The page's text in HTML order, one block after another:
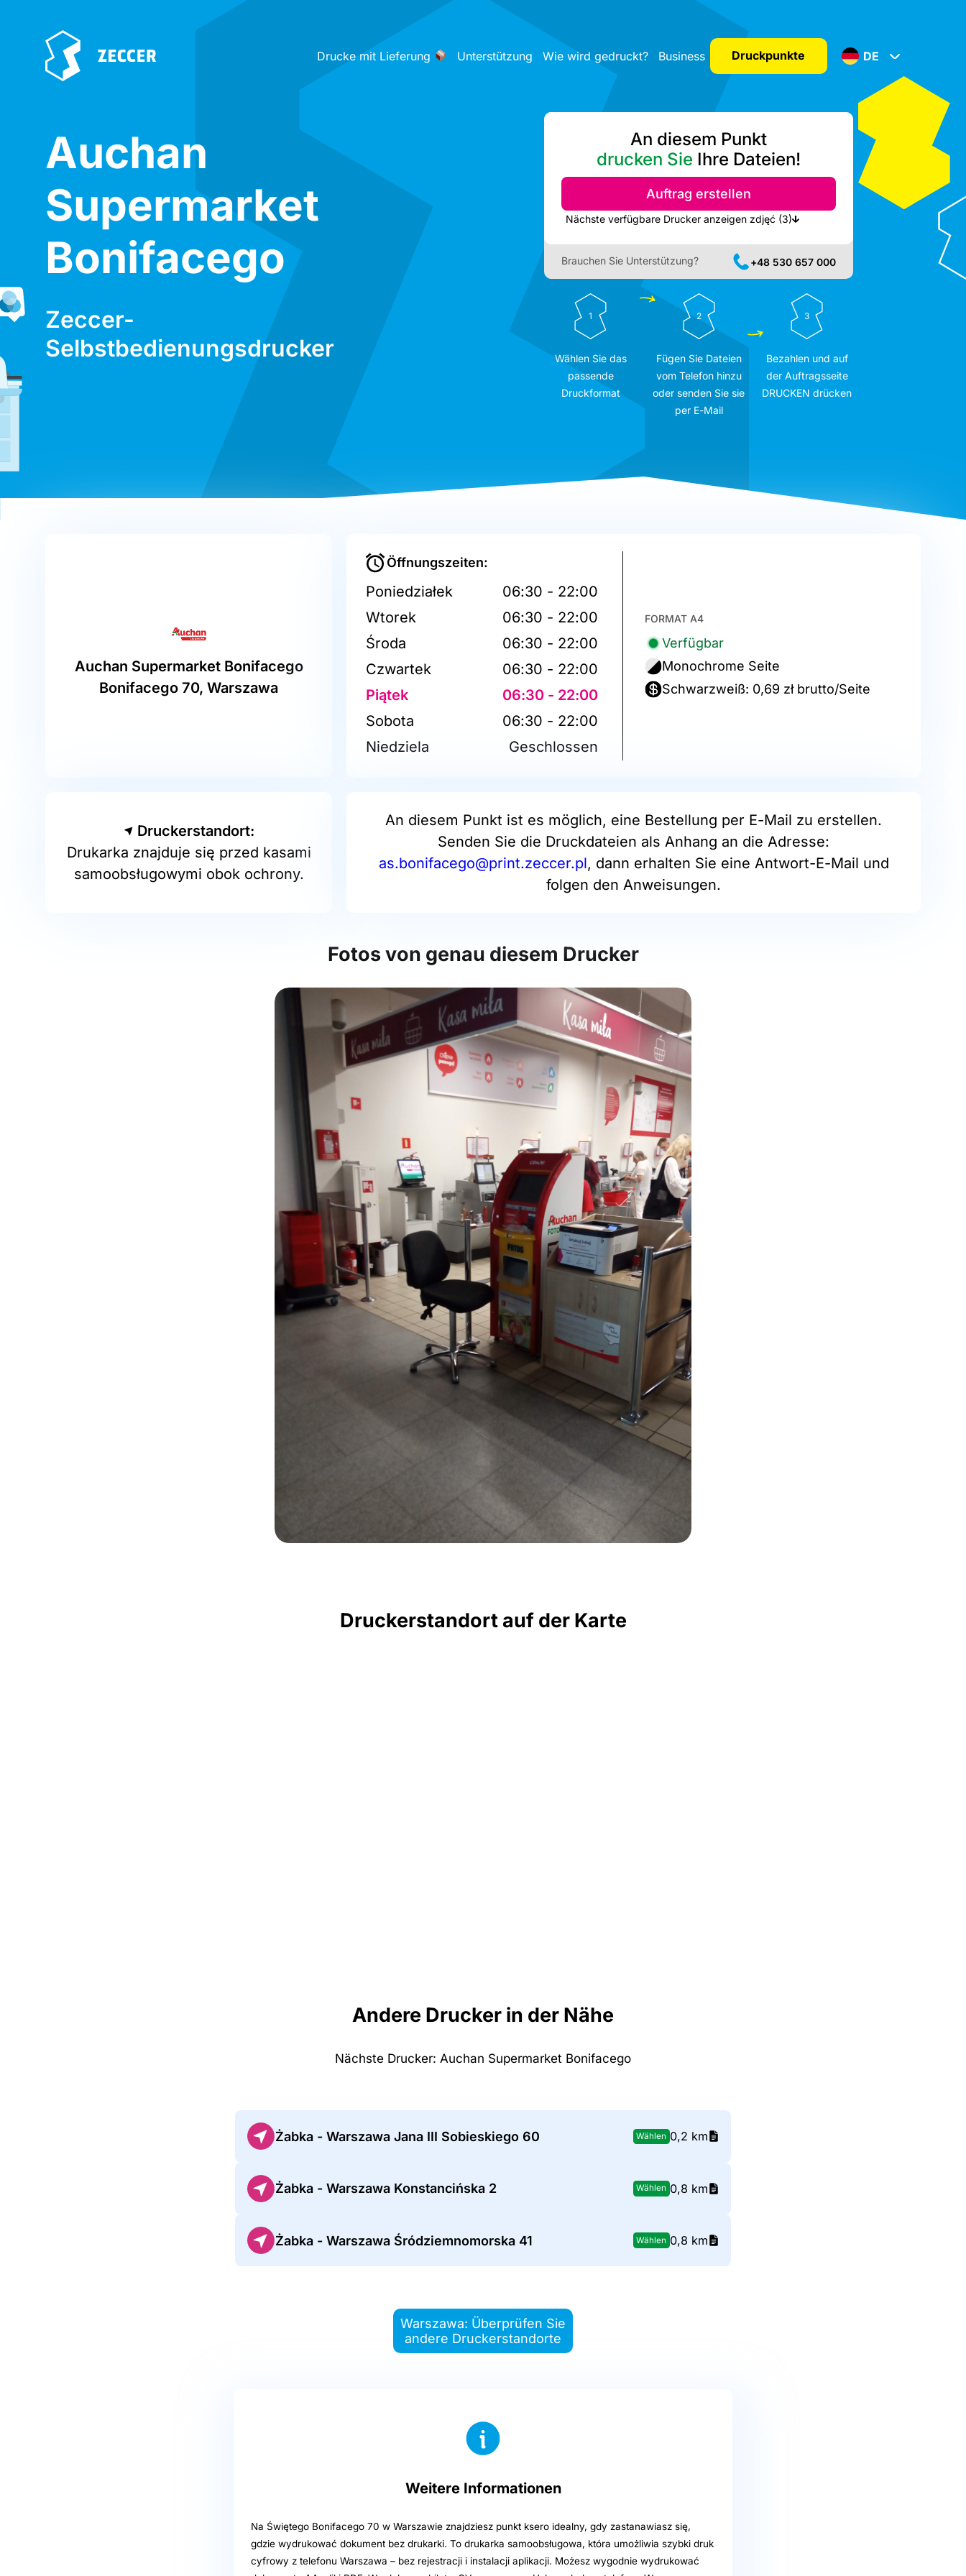
Drucke mit Lieferung Unterstützung Wie wird gedruckt? Business Druckpunkte DE
Auchan
Supermarket
Bonifacego
Zeccer-
Selbstbedienungsdrucker
An diesem Punkt
drucken Sie Ihre Dateien!
Auftrag erstellen
Nächste verfügbare Drucker anzeigen zdjęć (3)
Brauchen Sie Unterstützung? +48 530 657 000
1
Wählen Sie das
passende
Druckformat
2
Fügen Sie Dateien
vom Telefon hinzu
oder senden Sie sie
per E-Mail
3
Bezahlen und auf
der Auftragsseite
DRUCKEN drücken
Auchan Supermarket Bonifacego
Bonifacego 70, Warszawa
Öffnungszeiten:
Poniedziałek
06:30 - 22:00
Wtorek
06:30 - 22:00
Środa
06:30 - 22:00
Czwartek
06:30 - 22:00
Piątek
06:30 - 22:00
Sobota
06:30 - 22:00
Niedziela
Geschlossen
FORMAT A4
Verfügbar
Monochrome Seite
Schwarzweiß: 0,69 zł brutto/Seite
Druckerstandort:
Drukarka znajduje się przed kasami
samoobsługowymi obok ochrony.
An diesem Punkt ist es möglich, eine Bestellung per E-Mail zu erstellen.
Senden Sie die Druckdateien als Anhang an die Adresse:
as.bonifacego@print.zeccer.pl, dann erhalten Sie eine Antwort-E-Mail und
folgen den Anweisungen.
Fotos von genau diesem Drucker
Druckerstandort auf der Karte
Andere Drucker in der Nähe
Nächste Drucker: Auchan Supermarket Bonifacego
Żabka - Warszawa Jana III Sobieskiego 60 Wählen 0,2 km
Żabka - Warszawa Konstancińska 2 Wählen 0,8 km
Żabka - Warszawa Śródziemnomorska 41 Wählen 0,8 km
Warszawa: Überprüfen Sie
andere Druckerstandorte
Weitere Informationen
Na Świętego Bonifacego 70 w Warszawie znajdziesz punkt ksero idealny, gdy zastanawiasz się,
gdzie wydrukować dokument bez drukarki. To drukarka samoobsługowa, która umożliwia szybki druk
cyfrowy z telefonu Warszawa – bez rejestracji i instalacji aplikacji. Możesz wygodnie wydrukować